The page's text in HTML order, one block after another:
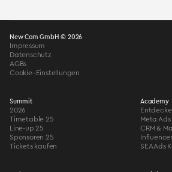
New Com GmbH © 2026
Impressum
Datenschutz
AGBs
Cookie–Einstellungen
Summit
2026
Timetable 25
Line-up 25
Sponsoren 25
Tickets kaufen
Academy
Meta Ads
CRM &
SEA Ads